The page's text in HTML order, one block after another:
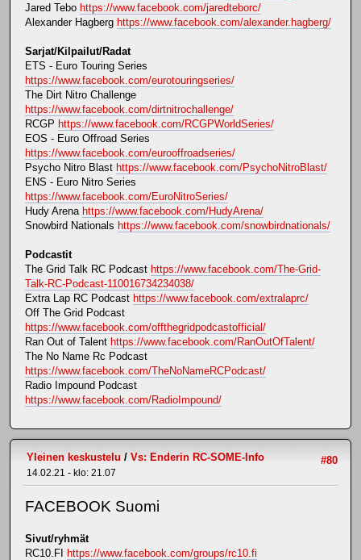
Jared Tebo https://www.facebook.com/jaredteborc/
Alexander Hagberg https://www.facebook.com/alexander.hagberg/
Sarjat/Kilpailut/Radat
ETS - Euro Touring Series
https://www.facebook.com/eurotouringseries/
The Dirt Nitro Challenge
https://www.facebook.com/dirtnitrochallenge/
RCGP https://www.facebook.com/RCGPWorldSeries/
EOS - Euro Offroad Series
https://www.facebook.com/eurooffroadseries/
Psycho Nitro Blast https://www.facebook.com/PsychoNitroBlast/
ENS - Euro Nitro Series
https://www.facebook.com/EuroNitroSeries/
Hudy Arena https://www.facebook.com/HudyArena/
Snowbird Nationals https://www.facebook.com/snowbirdnationals/
Podcastit
The Grid Talk RC Podcast https://www.facebook.com/The-Grid-
Talk-RC-Podcast-110016734234038/
Extra Lap RC Podcast https://www.facebook.com/extralaprc/
Off The Grid Podcast
https://www.facebook.com/offthegridpodcastofficial/
Ran Out of Talent https://www.facebook.com/RanOutOfTalent/
The No Name Rc Podcast
https://www.facebook.com/TheNoNameRCPodcast/
Radio Impound Podcast
https://www.facebook.com/RadioImpound/
#80
Yleinen keskustelu / Vs: Enderin RC-SOME-Info
14.02.21 - klo: 21.07
FACEBOOK Suomi
Sivut/ryhmät
RC10.FI
https://www.facebook.com/groups/rc10.fi